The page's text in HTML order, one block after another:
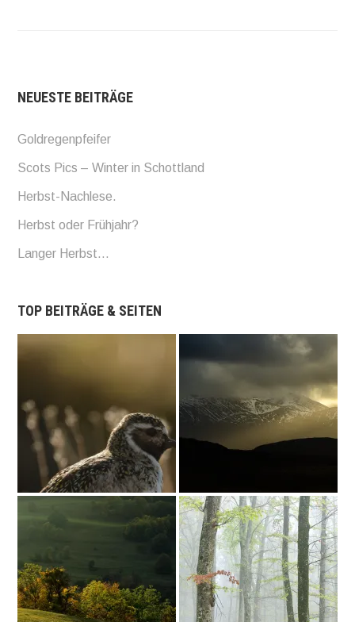
NEUESTE BEITRÄGE
Goldregenpfeifer
Scots Pics – Winter in Schottland
Herbst-Nachlese.
Herbst oder Frühjahr?
Langer Herbst…
TOP BEITRÄGE & SEITEN